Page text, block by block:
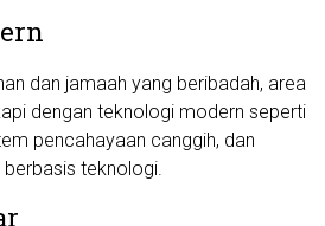
dan jamaah yang beribadah, area
dengan teknologi modern seperti
pencahayaan canggih, dan
teknologi.